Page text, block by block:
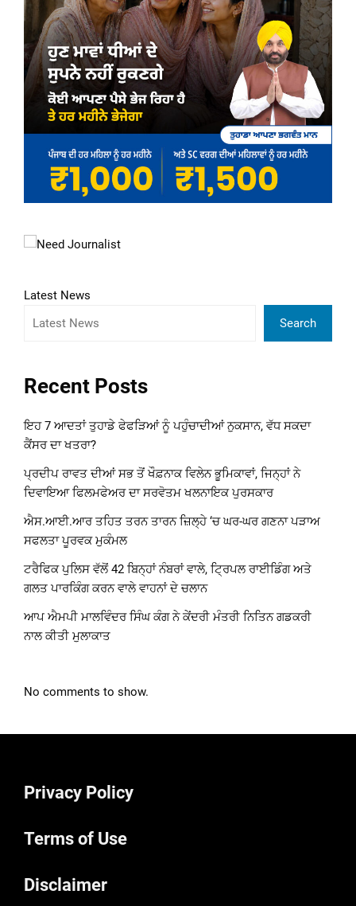
Latest News
Search
Recent Posts
ਇਹ 7 ਆਦਤਾਂ ਤੁਹਾਡੇ ਫੇਫੜਿਆਂ ਨੂੰ ਪਹੁੰਚਾਦੀਆਂ ਨੁਕਸਾਨ, ਵੱਧ ਸਕਦਾ
ਕੈਂਸਰ ਦਾ ਖਤਰਾ?
ਪ੍ਰਦੀਪ ਰਾਵਤ ਦੀਆਂ ਸਭ ਤੋਂ ਖੌਫ਼ਨਾਕ ਵਿਲੇਨ ਭੂਮਿਕਾਵਾਂ, ਜਿਨ੍ਹਾਂ ਨੇ
ਦਿਵਾਇਆ ਫਿਲਮਫੇਅਰ ਦਾ ਸਰਵੋਤਮ ਖਲਨਾਇਕ ਪੁਰਸਕਾਰ
ਐਸ.ਆਈ.ਆਰ ਤਹਿਤ ਤਰਨ ਤਾਰਨ ਜ਼ਿਲ੍ਹੇ ‘ਚ ਘਰ-ਘਰ ਗਣਨਾ ਪੜਾਅ
ਸਫਲਤਾ ਪੂਰਵਕ ਮੁਕੰਮਲ
ਟਰੈਫਿਕ ਪੁਲਿਸ ਵੱਲੋਂ 42 ਬਿਨ੍ਹਾਂ ਨੰਬਰਾਂ ਵਾਲੇ, ਟ੍ਰਿਪਲ ਰਾਈਡਿੰਗ ਅਤੇ
ਗਲਤ ਪਾਰਕਿੰਗ ਕਰਨ ਵਾਲੇ ਵਾਹਨਾਂ ਦੇ ਚਲਾਨ
ਆਪ ਐਮਪੀ ਮਾਲਵਿੰਦਰ ਸਿੰਘ ਕੰਗ ਨੇ ਕੇਂਦਰੀ ਮੰਤਰੀ ਨਿਤਿਨ ਗਡਕਰੀ
ਨਾਲ ਕੀਤੀ ਮੁਲਾਕਾਤ
No comments to show.
Privacy Policy
Terms of Use
Disclaimer